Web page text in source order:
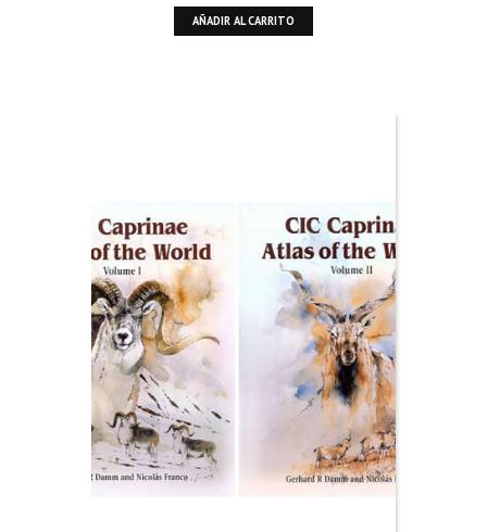
AÑADIR AL CARRITO